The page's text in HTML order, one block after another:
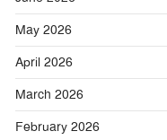
May 2026
April 2026
March 2026
February 2026